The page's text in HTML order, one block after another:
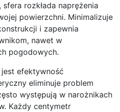
rozkłada naprężenia
powierzchni. Minimalizuje
i zapewnia
nawet w
pogodowych.
efektywność
eliminuje problem
występują w narożnikach
Każdy centymetr